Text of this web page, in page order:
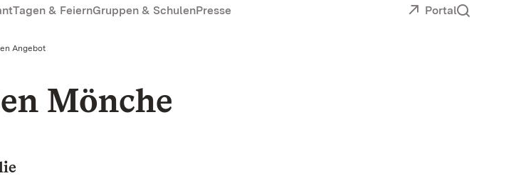
Tagen & FeiernGruppen & SchulenPresse Portal
Angebot
Mönche